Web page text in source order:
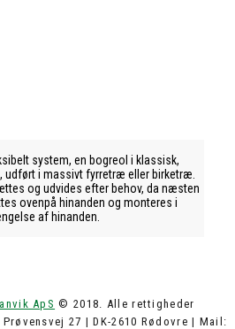
system, en bogreol i klassisk,
udført i massivt fyrretræ eller birketræ.
og udvides efter behov, da næsten
ovenpå hinanden og monteres i
af hinanden.
ApS © 2018. Alle rettigheder
27 | DK-2610 Rødovre | Mail: